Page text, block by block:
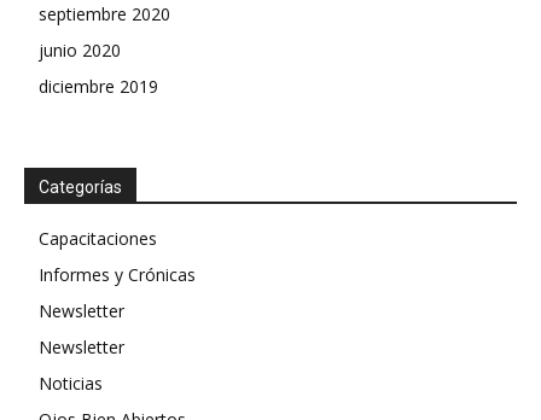
septiembre 2020
junio 2020
diciembre 2019
Categorías
Capacitaciones
Informes y Crónicas
Newsletter
Newsletter
Noticias